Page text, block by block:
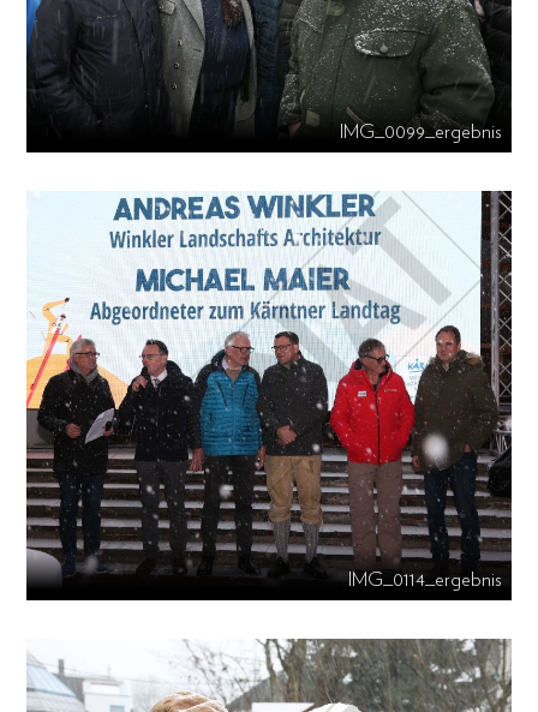
IMG_0099_ergebnis
IMG_0114_ergebnis